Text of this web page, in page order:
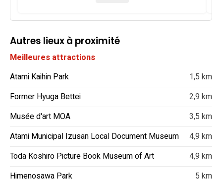
Autres lieux à proximité
Meilleures attractions
Atami Kaihin Park
1,5 km
Former Hyuga Bettei
2,9 km
Musée d'art MOA
3,5 km
Atami Municipal Izusan Local Document Museum
4,9 km
Toda Koshiro Picture Book Museum of Art
4,9 km
Himenosawa Park
5 km